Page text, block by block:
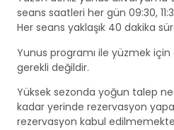
seans saatleri her gün 09:30,
Her seans yaklaşık 40 dakika
Yunus programı ile yüzmek
gerekli değildir.
Yüksek sezonda yoğun talep
kadar yerinde rezervasyon
rezervasyon kabul